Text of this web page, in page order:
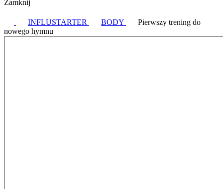
Zamknij
INFLUSTARTER BODY
Pierwszy trening do
nowego hymnu